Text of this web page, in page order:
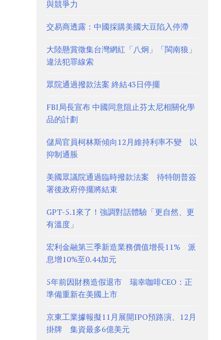
與競爭力
交易商透露：中國採購美國大豆陷入停滯
大陸懸賞徵集台灣網紅「八炯」「閩南狼」
違法犯罪線索
眾院通過撥款法案 終結43日停擺
FBI局長宣布 中國同意阻止芬太尼相關化學
品的計劃
儲局官員柯林斯傾向12月維持利率不變 以
抑制通脹
美國眾議院通過臨時撥款法案 待特朗普簽
署後政府停擺將結束
GPT-5.1來了！強調對話體驗「更自然、更
有溫度」
宏利金融第三季新造業務價值增長11% 派
息增10%至0.44加元
5年前因財務造假退市 瑞幸咖啡CEO：正
準備重新在美國上市
京東工業據報擬11月展開IPO預路演、12月
掛牌 集資最多6億美元